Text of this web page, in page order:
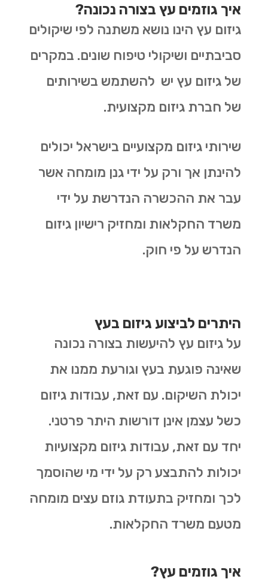
איך גוזמים עץ בצורה נכונה?
גיזום עץ הינו נושא משתנה לפי שיקולים
סביבתיים ושיקולי טיפוח שונים. במקרים
של גיזום עץ יש להשתמש בשירותים
של חברת גיזום מקצועית.
שירותי גיזום מקצועיים בישראל יכולים
להינתן אך ורק על ידי גנן מומחה אשר
עבר את ההכשרה הנדרשת על ידי
משרד החקלאות ומחזיק רישיון גיזום
הנדרש על פי חוק.
היתרים לביצוע גיזום בעץ
על גיזום עץ להיעשות בצורה נכונה
שאינה פוגעת בעץ וגורעת ממנו את
יכולת השיקום. עם זאת, עבודות גיזום
כשל עצמן אינן דורשות היתר פרטני.
יחד עם זאת, עבודות גיזום מקצועיות
יכולות להתבצע רק על ידי מי שהוסמך
לכך ומחזיק בתעודת גוזם עצים מומחה
מטעם משרד החקלאות.
איך גוזמים עץ?